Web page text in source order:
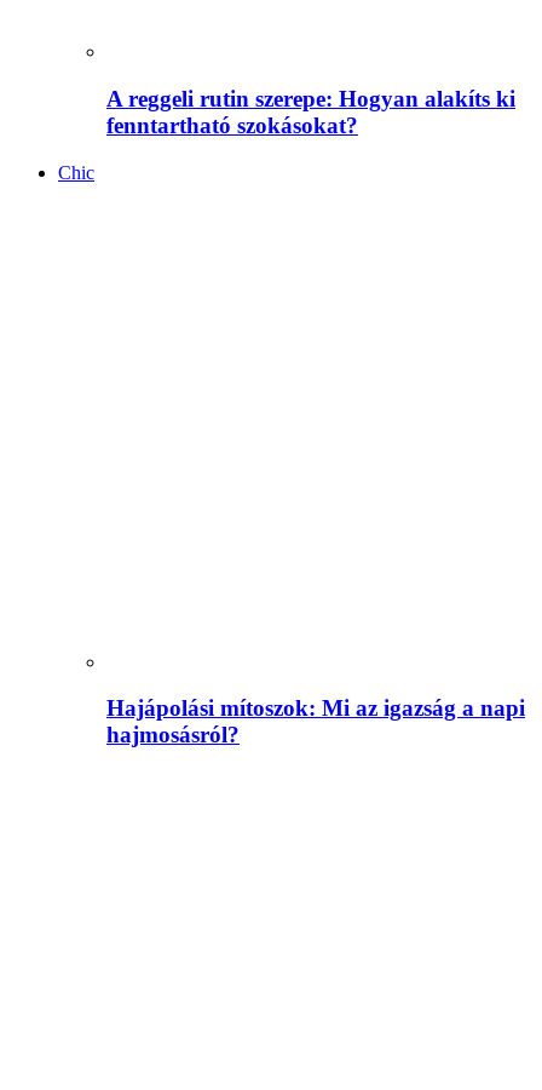
A reggeli rutin szerepe: Hogyan alakíts ki
fenntartható szokásokat?
Chic
Hajápolási mítoszok: Mi az igazság a napi
hajmosásról?